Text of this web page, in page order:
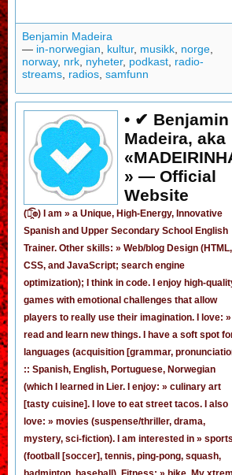
Benjamin Madeira
— in-norwegian kultur, musikk norge
norway, nrk nyheter, podkast radio-
streams radios ,samfunn
• ✔ Benjamin
Madeira, aka
» — Official
Website
(͡๏̯͡๏) I am »a Unique, High-Energy, Innovative
Spanish andUpper Secondary School English
Trainer. Other skills: » Web/blog Design (HTML,
CSS, and JavaScript; search engine
optimization); I think in code. I enjoyhigh-
games with emotional challenges that allow
players to really use their imagination. I love:
read and learn new things. I have a soft spot
languages (acquisition [grammar,
:: Spanish, English, Portuguese, Norwegian
(which I learned in Lier. I enjoy: » culinary art
[tasty cuisine]. I love to eat street tacos. I also
love: » movies (suspense/thriller, drama,
mystery, sci-fiction). I am interested in » sports
(football [soccer], tennis, ping-pong, squash,